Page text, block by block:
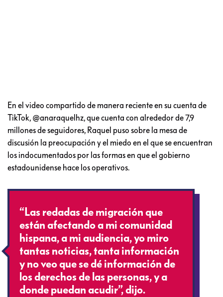
En el video compartido de manera reciente en su cuenta de
TikTok, @anaraquelhz, que cuenta con alrededor de 7,9
millones de seguidores, Raquel puso sobre la mesa de
discusión la preocupación y el miedo en el que se encuentran
los indocumentados por las formas en que el gobierno
estadounidense hace los operativos.
“Las redadas de migración que
están afectando a mi comunidad
hispana, a mi audiencia, yo miro
tantas noticias, tanta información
y no veo que se dé información de
los derechos de las personas, y a
donde puedan acudir”, dijo.